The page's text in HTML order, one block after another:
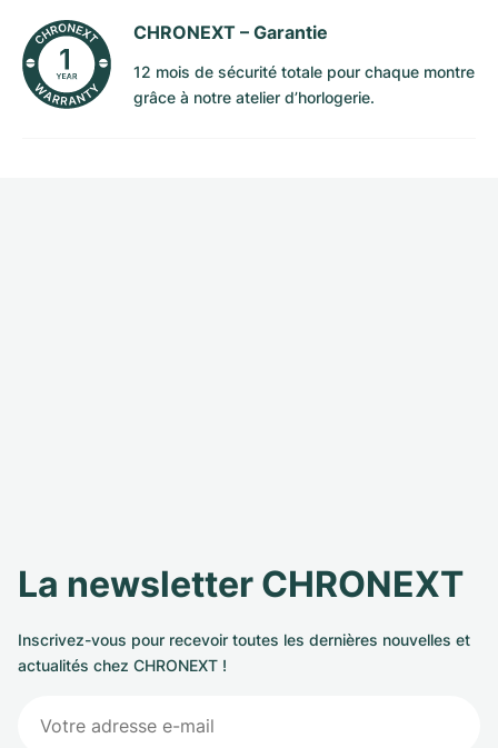
CHRONEXT – Garantie
12 mois de sécurité totale pour chaque montre
grâce à notre atelier d’horlogerie.
La newsletter CHRONEXT
Inscrivez-vous pour recevoir toutes les dernières nouvelles et
actualités chez CHRONEXT !